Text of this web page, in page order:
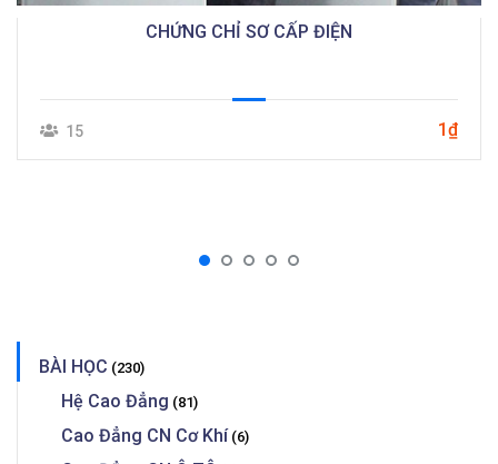
CHỨNG CHỈ SƠ CẤP ĐIỆN
15 1₫
BÀI HỌC (230)
Hệ Cao Đẳng (81)
Cao Đẳng CN Cơ Khí (6)